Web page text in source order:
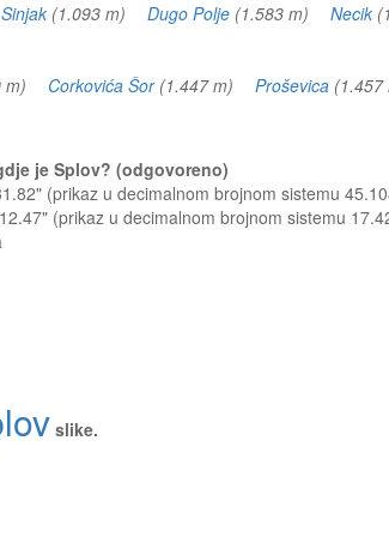
Sinjak (1.093 m) Dugo Polje (1.583 m) Necik
m) Corkovića Šor(1.447 m) Proševica
je Splov? (odgovoreno)
(prikaz u decimalnom brojnom sistemu
(prikaz u decimalnom brojnom sistemu
slike.